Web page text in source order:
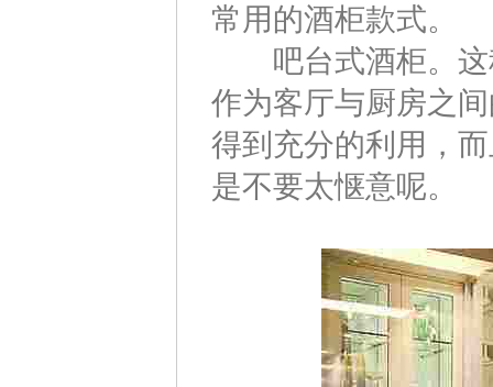
常用的酒柜款式。
吧台式酒柜。这
作为客厅与厨房之
得到充分的利用，
是不要太惬意呢。